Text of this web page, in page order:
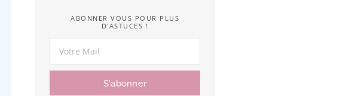
ABONNER VOUS POUR PLUS
D'ASTUCES !
S'abonner